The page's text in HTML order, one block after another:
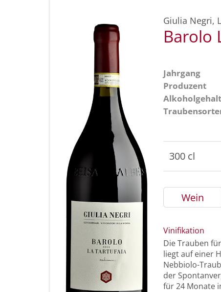
Giulia Negri,
Barolo
Jahrgang
Produzent
Alkoholgehalt
300 cl
Wein
Vinifikation
Die Trauben
liegt auf einer
Nebbiolo-
der
für 24 Monate